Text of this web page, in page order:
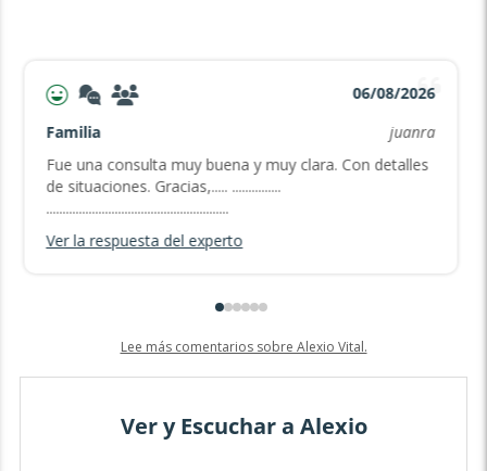
06/08/2026
Familia
juanra
Fue una consulta muy buena y muy clara. Con detalles
de situaciones. Gracias,..... ...............
........................................................
Ver la respuesta del experto
Lee más comentarios sobre Alexio Vital.
Ver y Escuchar a Alexio